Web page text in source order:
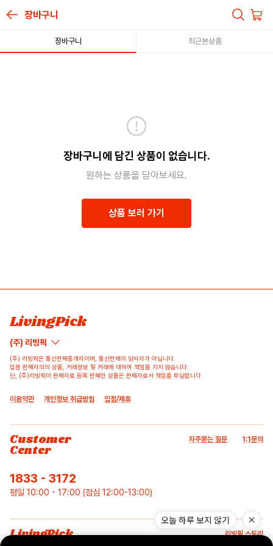
장바구니
장바구니 최근본상품
장바구니에 담긴 상품이 없습니다.
상품 보러 가기
LivingPick
(주) 리빙픽
(주) 리빙픽은 통신판매중개자이며, 통신판매의 당사자가 아닙니다.
입점 판매자의의 상품, 거래정보 및 거래에 대하여 책임을 지지 않습니다.
단, (주)리빙픽이 판매자로 등록 판매한 상품은 판매자로서 책임을 부담합니다.
이용약관 개인정보 취급방침 입점/제휴
Customer
Center
자주묻는 질문 1:1문의
1833 - 3172
평일 10:00 - 17:00 (점심 12:00-13:00)
LivingPick 리빙픽 스토리
오늘 하루 보지 않기